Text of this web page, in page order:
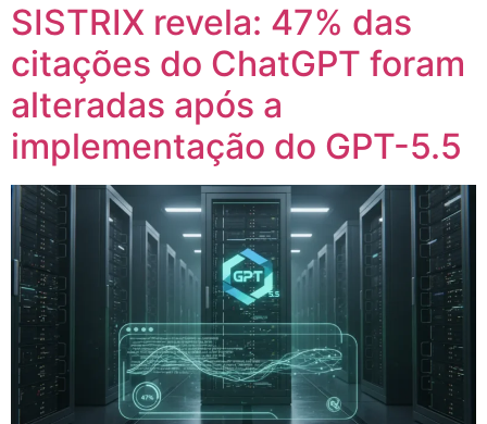
SISTRIX revela: 47% das
citações do ChatGPT foram
alteradas após a
implementação do GPT-5.5